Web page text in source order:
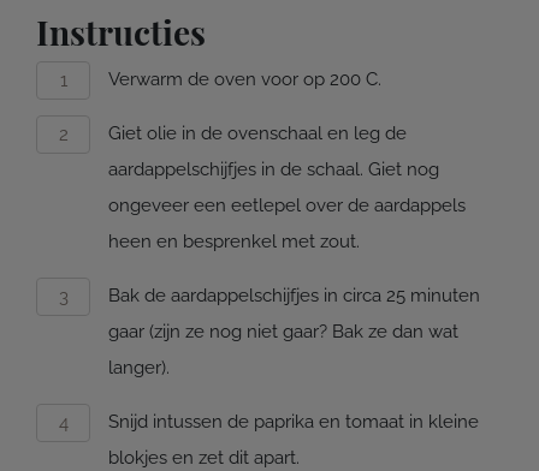
Instructies
Verwarm de oven voor op 200 C.
Giet olie in de ovenschaal en leg de
aardappelschijfjes in de schaal. Giet nog
ongeveer een eetlepel over de aardappels
heen en besprenkel met zout.
Bak de aardappelschijfjes in circa 25 minuten
gaar (zijn ze nog niet gaar? Bak ze dan wat
langer).
Snijd intussen de paprika en tomaat in kleine
blokjes en zet dit apart.